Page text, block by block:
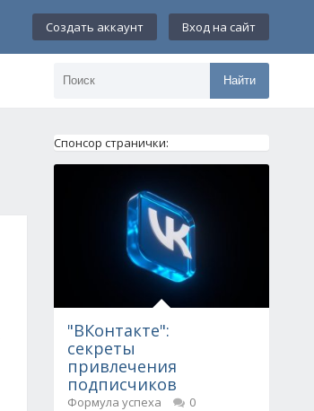
Создать аккаунт Вход на сайт
Найти
Спонсор странички:
"ВКонтакте":
секреты
привлечения
подписчиков
Формула успеха
0